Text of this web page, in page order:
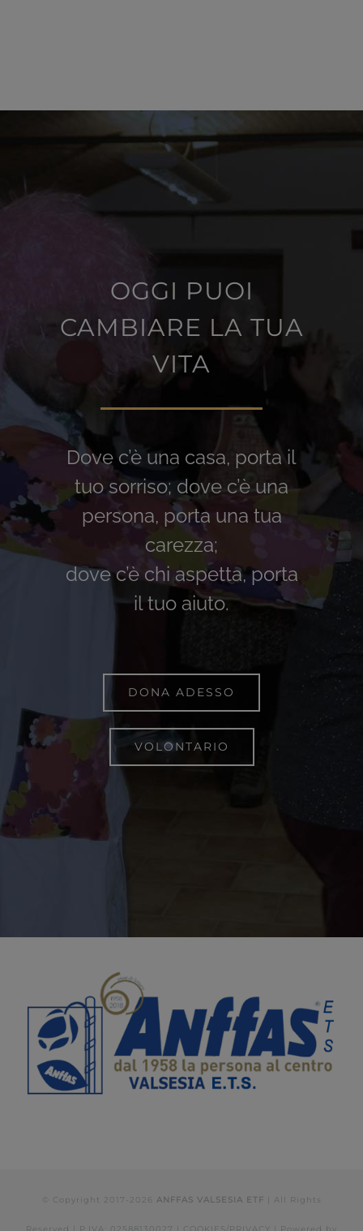
OGGI PUOI
CAMBIARE LA TUA
VITA
Dove c’è una casa, porta il
tuo sorriso; dove c’è una
persona, porta una tua
carezza;
dove c’è chi aspetta, porta
il tuo aiuto.
DONA ADESSO
VOLONTARIO
© Copyright 2017- 2026 ANFFAS VALSESIA ETF | All Rights
Reserved | P.IVA: 02588130027 | COOKIES/PRIVACY | Powered by